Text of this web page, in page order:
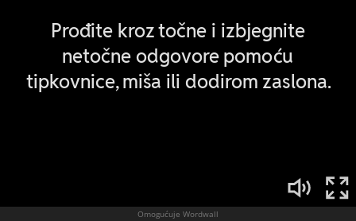
Omogućuje Wordwall